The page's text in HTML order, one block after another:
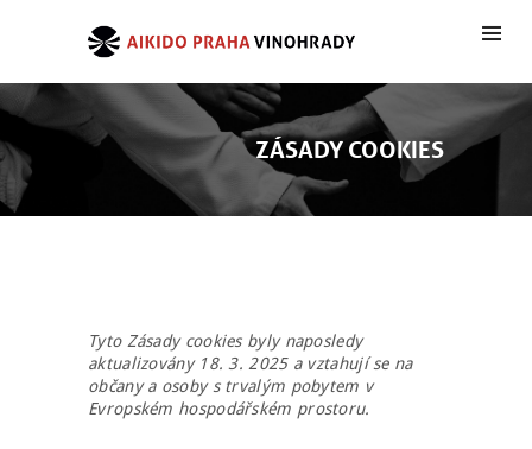
ZÁSADY COOKIES
Tyto Zásady cookies byly naposledy
aktualizovány 18. 3. 2025 a vztahují se na
občany a osoby s trvalým pobytem v
Evropském hospodářském prostoru.